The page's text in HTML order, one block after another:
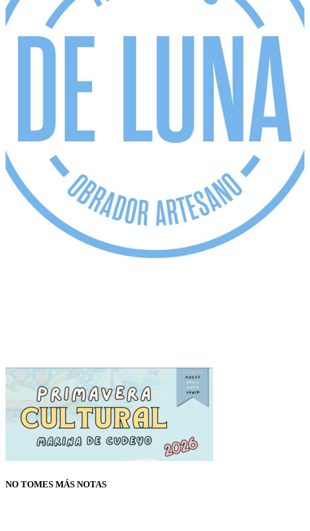
NO TOMES MÁS NOTAS